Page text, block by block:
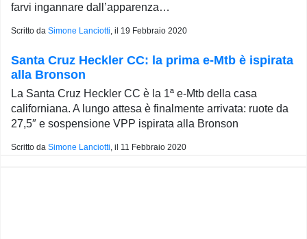
farvi ingannare dall’apparenza…
Scritto da Simone Lanciotti , il 19 Febbraio 2020
Santa Cruz Heckler CC: la prima e-Mtb è ispirata
alla Bronson
La Santa Cruz Heckler CC è la 1ª e-Mtb della casa
californiana. A lungo attesa è finalmente arrivata: ruote da
27,5″ e sospensione VPP ispirata alla Bronson
Scritto da Simone Lanciotti , il 11 Febbraio 2020